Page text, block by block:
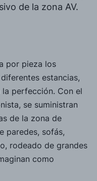
de la zona AV.
por pieza los
estancias,
perfección. Con el
se suministran
de la zona de
paredes, sofás,
rodeado de grandes
como